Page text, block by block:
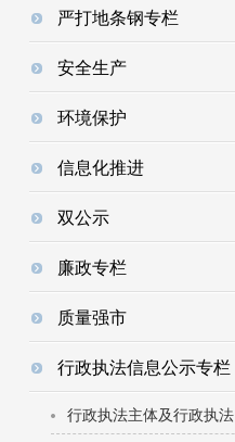
严打地条钢专栏
安全生产
环境保护
信息化推进
双公示
廉政专栏
质量强市
行政执法信息公示专栏
行政执法主体及行政执法